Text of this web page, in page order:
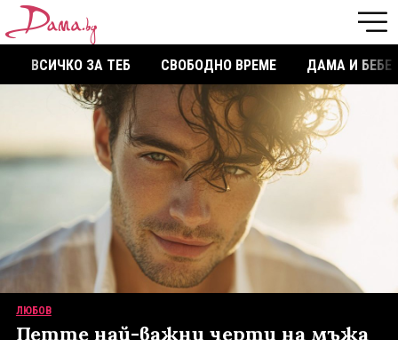
ВСИЧКО ЗА ТЕБ СВОБОДНО ВРЕМЕ ДАМА И БЕБЕ
ЛЮБОВ
Петте най-важни черти на мъжа